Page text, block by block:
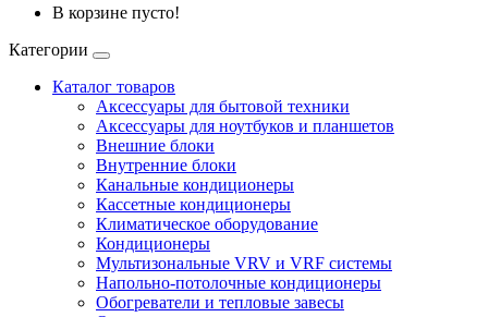
В корзине пусто!
Категории
Каталог товаров
Аксессуары для бытовой техники
Аксессуары для ноутбуков и планшетов
Внешние блоки
Внутренние блоки
Канальные кондиционеры
Кассетные кондиционеры
Климатическое оборудование
Кондиционеры
Мультизональные VRV и VRF системы
Напольно-потолочные кондиционеры
Обогреватели и тепловые завесы